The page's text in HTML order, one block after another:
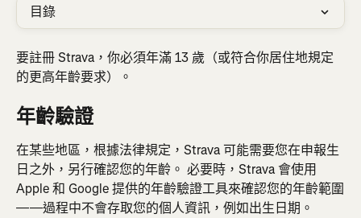
目錄
要註冊 Strava，你必須年滿 13 歲（或符合你居住地規定
的更高年齡要求）。
年齡驗證
在某些地區，根據法律規定，Strava 可能需要您在申報生
日之外，另行確認您的年齡。 必要時，Strava 會使用
Apple 和 Google 提供的年齡驗證工具來確認您的年齡範圍
——過程中不會存取您的個人資訊，例如出生日期。